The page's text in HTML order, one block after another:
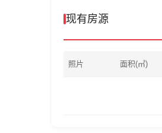
现有房源
照片 面积(㎡)